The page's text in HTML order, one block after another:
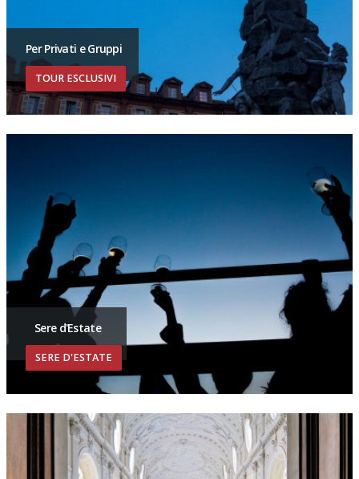
Per Privati e Gruppi
TOUR ESCLUSIVI
Sere d'Estate
SERE D'ESTATE